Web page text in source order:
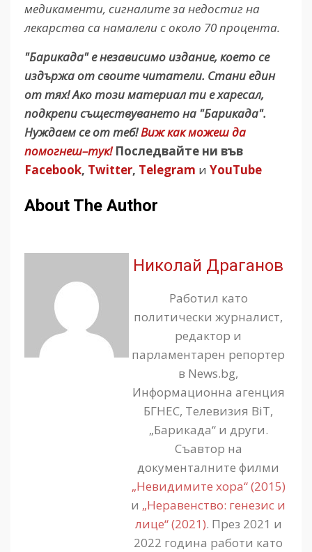
медикаменти, сигналите за недостиг на
лекарства са намалели с около 70 процента.
"Барикада" е независимо издание, което се
издържа от своите читатели. Стани един
от тях! Ако този материал ти е харесал,
подкрепи съществуването на "Барикада".
Нуждаем се от теб!Виж как можеш да
помогнеш–тук! Последвайте ни във
Facebook, Twitter, Telegram и YouTube
About The Author
Николай Драганов
Работил като
политически журналист,
редактор и
парламентарен репортер
в News.bg,
Информационна агенция
БГНЕС, Телевизия BiT,
„Барикада“ и други.
Съавтор на
документалните филми
„Невидимите хора“ (2015)
и „Неравенство: генезис и
лице“ (2021). През 2021 и
2022 година работи като